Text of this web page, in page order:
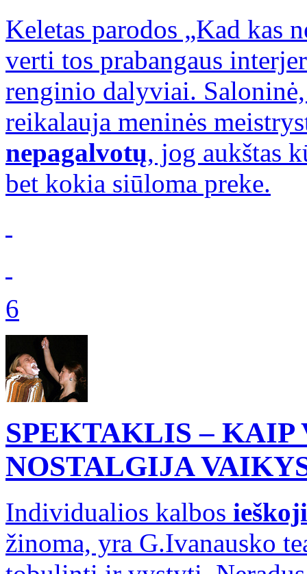
Keletas parodos „Kad kas
verti tos prabangaus
renginio dalyviai.
reikalauja meninės
nepagalvotų, jog aukštas
bet kokia siūloma preke.
6
SPEKTAKLIS – KAIP
NOSTALGIJA
Individualios kalbos
žinoma, yra G.Ivanausko